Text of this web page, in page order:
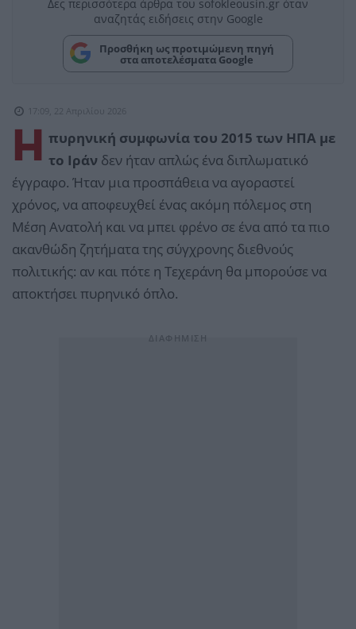
Δες περισσότερα άρθρα του sofokleousin.gr όταν
αναζητάς ειδήσεις στην Google
Προσθήκη ως προτιμώμενη πηγή
στα αποτελέσματα Google
17:09, 22 Απριλίου 2026
Η
πυρηνική συμφωνία του 2015 των ΗΠΑ με
το Ιράν δεν ήταν απλώς ένα διπλωματικό
έγγραφο. Ήταν μια προσπάθεια να αγοραστεί
χρόνος, να αποφευχθεί ένας ακόμη πόλεμος στη
Μέση Ανατολή και να μπει φρένο σε ένα από τα πιο
ακανθώδη ζητήματα της σύγχρονης διεθνούς
πολιτικής: αν και πότε η Τεχεράνη θα μπορούσε να
αποκτήσει πυρηνικό όπλο.